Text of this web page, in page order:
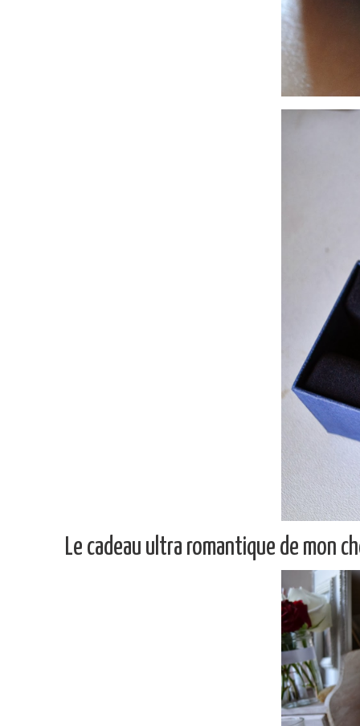
Le cadeau ultra romantique de mon